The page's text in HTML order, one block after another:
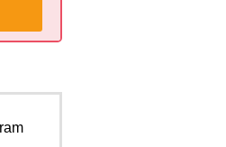
で開きます。